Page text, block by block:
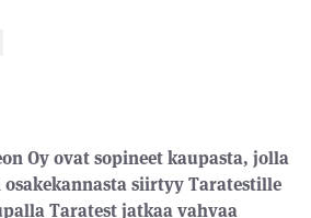
Oy ovat sopineet kaupasta, jolla
osakekannasta siirtyy Taratestille
Taratest jatkaa vahvaa